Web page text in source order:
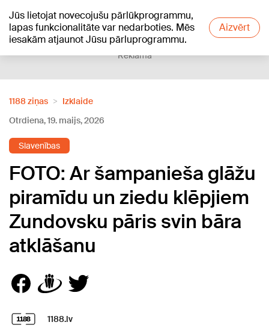
Jūs lietojat novecojušu pārlūkprogrammu,
lapas funkcionalitāte var nedarboties. Mēs
iesakām atjaunot Jūsu pārluprogrammu.
Aizvērt
+21°C
Reklāma
1188 ziņas
Izklaide
Otrdiena, 19. maijs, 2026
Slavenības
FOTO: Ar šampanieša glāžu
piramīdu un ziedu klēpjiem
Zundovsku pāris svin bāra
atklāšanu
1188.lv